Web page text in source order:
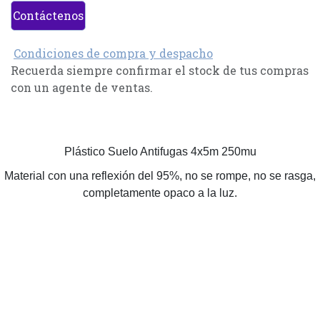
Contáctenos
Condiciones de compra y despacho
Recuerda siempre confirmar el stock de tus compras
con un agente de ventas.
Plástico Suelo Antifugas 4x5m 250mu
Material con una reflexión del 95%, no se rompe, no se rasga,
completamente opaco a la luz.